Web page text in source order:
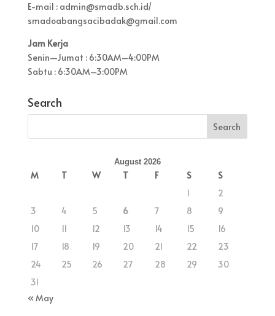
E-mail : admin@smadb.sch.id/
smadoabangsacibadak@gmail.com
Jam Kerja
Senin—Jumat : 6:30AM–4:00PM
Sabtu : 6:30AM–3:00PM
Search
August 2026
M T W T F S
S
1
2
3
4 5 6 7 8
9
10
11 12 13 14 15
16
17
18 19 20 21 22
23
24
25 26 27 28 29
30
31
« May